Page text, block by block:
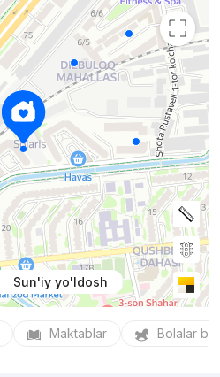
Sun'iy yo'ldosh
Maktablar Bolalar